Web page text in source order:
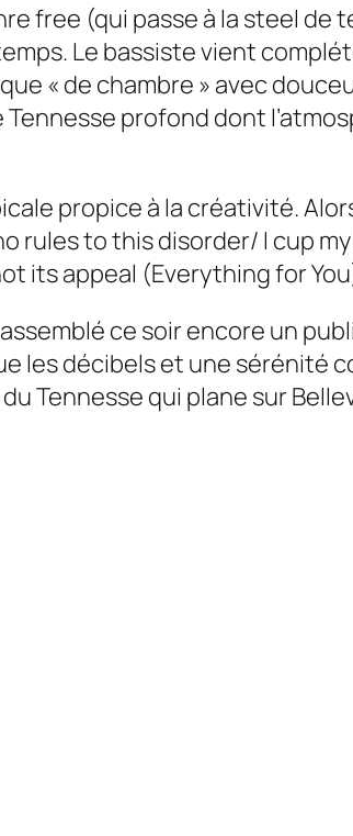
free (qui passe à la steel de
Le bassiste vient
« de chambre » avec
Tennesse profond dont
propice à la créativité.
rules to this disorder/ I cup
its appeal (Everything for
ce soir encore un
les décibels et une sérénité
du Tennesse qui plane sur